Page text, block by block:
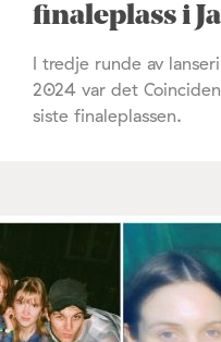
finaleplass i
I tredje runde av
2024 var det
siste finaleplassen.